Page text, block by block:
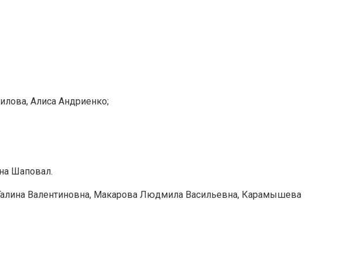
Алиса Андриенко;
Шаповал.
Валентиновна, Макарова Людмила Васильевна, Карамышева